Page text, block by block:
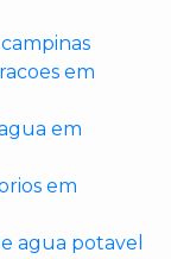
em
em
em
agua potavel